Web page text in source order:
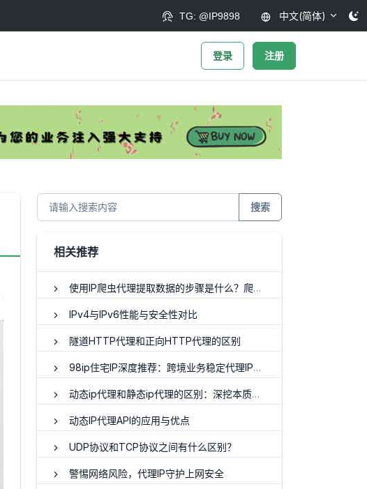
TG: @IP9898 中文(简体)
登录 注册
搜索
相关推荐
使用IP爬虫代理提取数据的步骤是什么？爬虫代理IP怎么提高采集效率？
IPv4与IPv6性能与安全性对比
隧道HTTP代理和正向HTTP代理的区别
98ip住宅IP深度推荐：跨境业务稳定代理IP首选
动态ip代理和静态ip代理的区别：深挖本质了解其特点和优势
动态IP代理API的应用与优点
UDP协议和TCP协议之间有什么区别？
警惕网络风险，代理IP守护上网安全